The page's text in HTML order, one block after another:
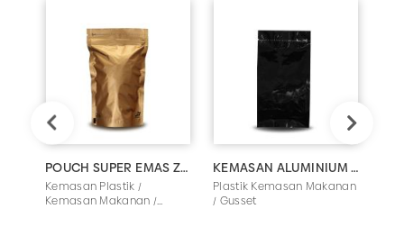
POUCH SUPER EMAS ZIPPER 250 GR
Kemasan Plastik /
Kemasan Makanan /
KEMASAN ALUMINIUM GUSET SUPER HITAM 750 GR
Plastik Kemasan Makanan
/ Gusset